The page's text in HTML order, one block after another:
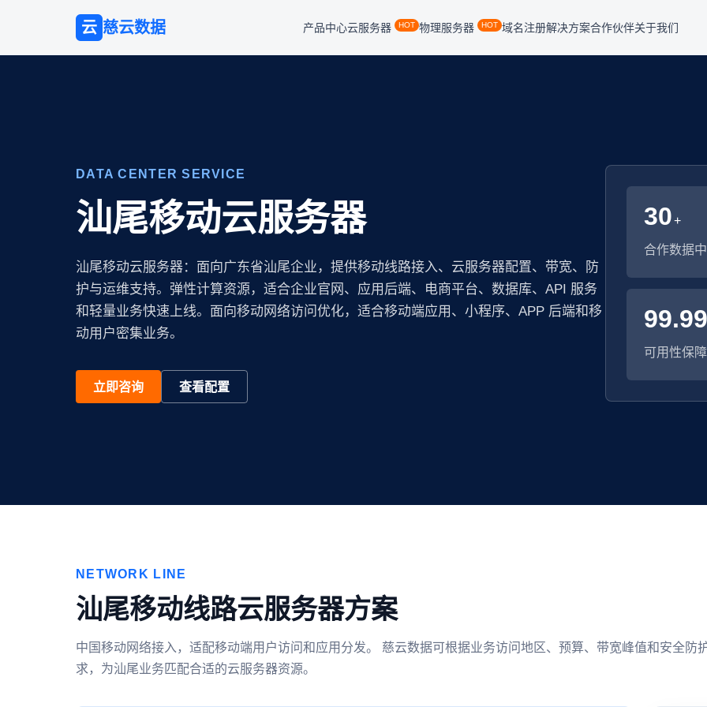
云 慈云数据 产品中心云服务器 HOT 物理服务器 HOT 域名注册解决方案合作伙伴关于我们
DATA CENTER SERVICE
汕尾移动云服务器
汕尾移动云服务器：面向广东省汕尾企业，提供移动线路接入、云服务器配置、带宽、防
护与运维支持。弹性计算资源，适合企业官网、应用后端、电商平台、数据库、API 服务
和轻量业务快速上线。面向移动网络访问优化，适合移动端应用、小程序、APP 后端和移
动用户密集业务。
立即咨询 查看配置
30+
合作数据
99.99
可用性保障
NETWORK LINE
汕尾移动线路云服务器方案
中国移动网络接入，适配移动端用户访问和应用分发。 慈云数据可根据业务访问地区、预算、带宽峰值和安全防
求，为汕尾业务匹配合适的云服务器资源。